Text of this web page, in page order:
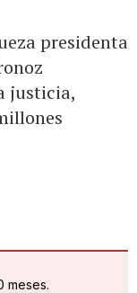
presidenta
justicia,
meses.